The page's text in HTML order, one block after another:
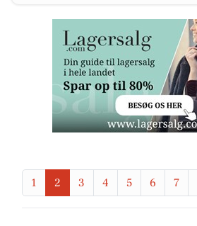
1 2 3 4 5 6 7